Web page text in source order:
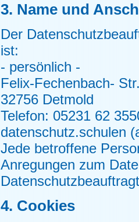
3. Name und
Der
ist:
- persönlich -
Felix-Fechenbach-
32756 Detmold
Telefon: 05231 62
datenschutz.schulen
Jede betroffene
Anregungen zum
4. Cookies